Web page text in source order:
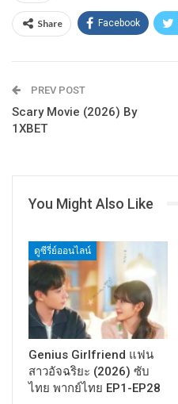
Share Facebook
PREV POST
Scary Movie (2026) By
1XBET
You Might Also Like
ดูซีรี่ย์ออนไลน์
Genius Girlfriend แฟน
สาวอัจฉริยะ (2026) ซับ
ไทย พากย์ไทย EP1-EP28